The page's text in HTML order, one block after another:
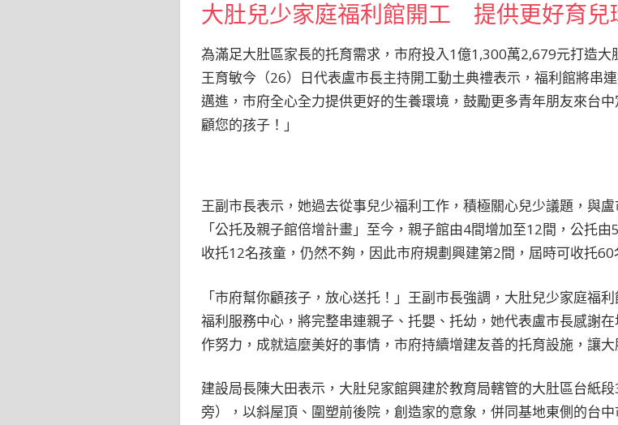
大肚兒少家庭福利館開工 提供更好育兒
為滿足大肚區家長的托育需求，市府投入1億1,300萬2,679元打造
王育敏今（26）日代表盧市長主持開工動土典禮表示，福利館將串
邁進，市府全心全力提供更好的生養環境，鼓勵更多青年朋友來台
顧您的孩子！」
王副市長表示，她過去從事兒少福利工作，積極關心兒少議題，與
「公托及親子館倍增計畫」至今，親子館由4間增加至12間，公托
收托12名孩童，仍然不夠，因此市府規劃興建第2間，屆時可收托
「市府幫你顧孩子，放心送托！」王副市長強調，大肚兒少家庭福
福利服務中心，將完整串連親子、托嬰、托幼，她代表盧市長感謝
作努力，成就這麼美好的事情，市府持續增建友善的托育設施，讓
建設局長陳大田表示，大肚兒家館興建於教育局轄管的大肚區台紙
旁），以斜屋頂、圍塑前後院，創造家的意象，併同基地東側的台